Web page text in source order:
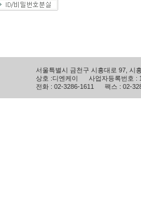
서울특별시 금천구 시흥대로 97, 시
상호 :디엔케이 사업자등록번호
전화 : 02-3286-1611 팩스 : 02-